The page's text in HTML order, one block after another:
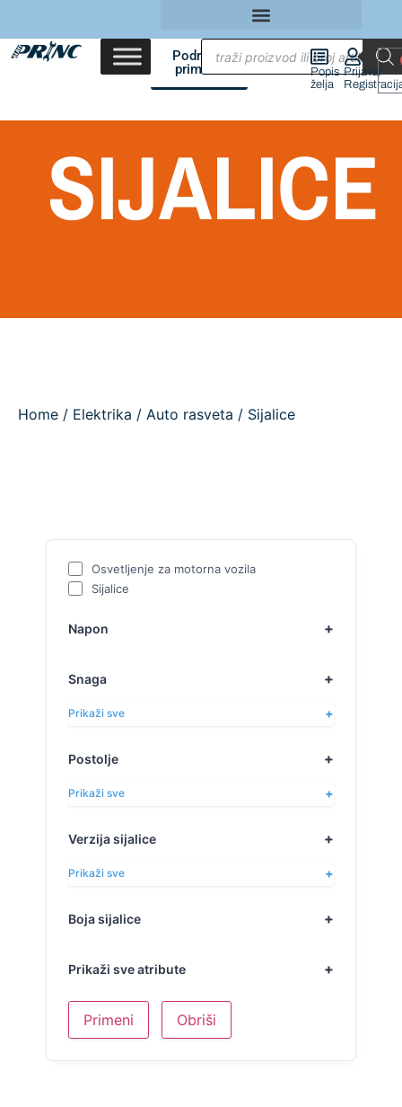
Područja
primene
Popis
želja
Prijava/
SIJALICE
Home / Elektrika / Auto rasveta / Sijalice
Osvetljenje za motorna vozila
Sijalice
Napon
Snaga
Prikaži sve
Postolje
Prikaži sve
Verzija sijalice
Prikaži sve
Boja sijalice
Prikaži sve atribute
Primeni Obriši